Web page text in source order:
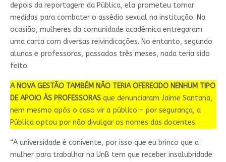
depois da reportagem da Pública, ela prometeu tomar
medidas para combater o assédio sexual na institução. Na
ocasião, mulheres da comunidade acadêmica entregaram
uma carta com diversas reivindicações. No entanto, segundo
alunas e professoras, passados três meses, nada teria sido
feito.
A NOVA GESTÃO TAMBÉM NÃO TERIA OFERECIDO NENHUM TIPO
DE APOIO ÀS PROFESSORASque denunciaram Jaime Santana,
nem mesmo após o caso vir a público – por segurança, a
Pública optou por não divulgar os nomes das docentes.
“A universidade é conivente, por isso que eu brinco que a
mulher para trabalhar na UnB tem que receber insalubridade